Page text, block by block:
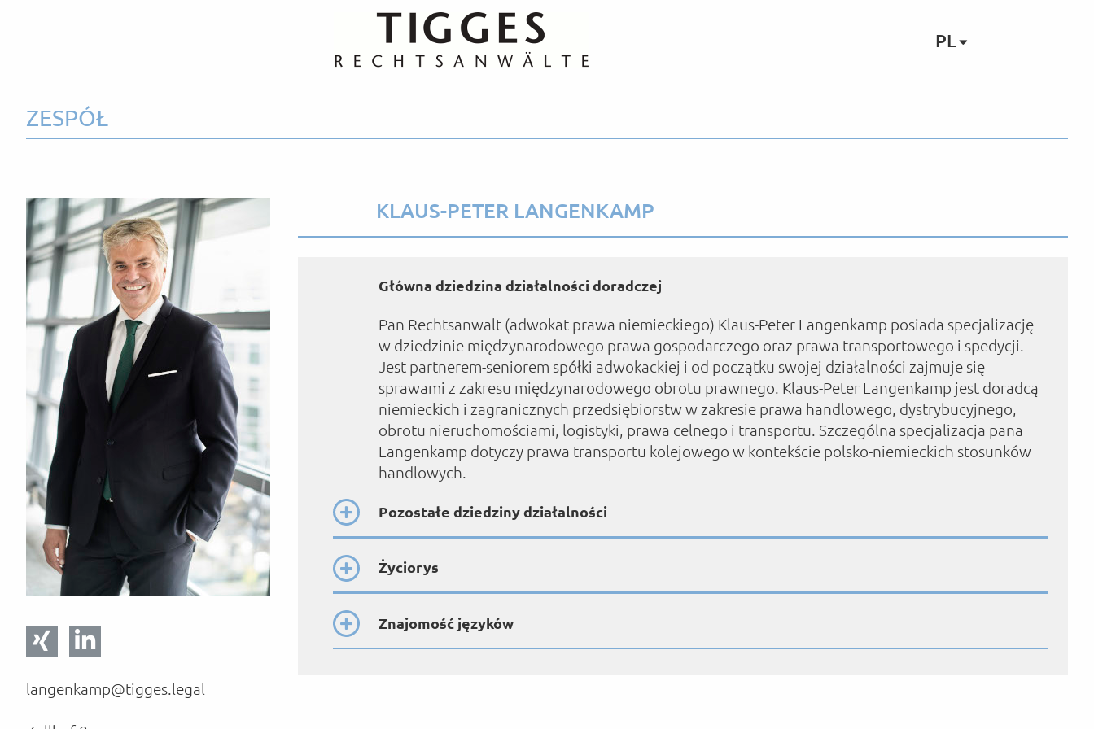
PL
ZESPÓŁ
langenkamp@tigges.legal
KLAUS-PETER LANGENKAMP
Główna dziedzina działalności doradczej
Pan Rechtsanwalt (adwokat prawa niemieckiego) Klaus-Peter Langenkamp posiada specjalizację
w dziedzinie międzynarodowego prawa gospodarczego oraz prawa transportowego i spedycji.
Jest partnerem-seniorem spółki adwokackiej i od początku swojej działalności zajmuje się
sprawami z zakresu międzynarodowego obrotu prawnego. Klaus-Peter Langenkamp jest doradcą
niemieckich i zagranicznych przedsiębiorstw w zakresie prawa handlowego, dystrybucyjnego,
obrotu nieruchomościami, logistyki, prawa celnego i transportu. Szczególna specjalizacja pana
Langenkamp dotyczy prawa transportu kolejowego w kontekście polsko-niemieckich stosunków
handlowych.
Pozostałe dziedziny działalności
Życiorys
Znajomość języków